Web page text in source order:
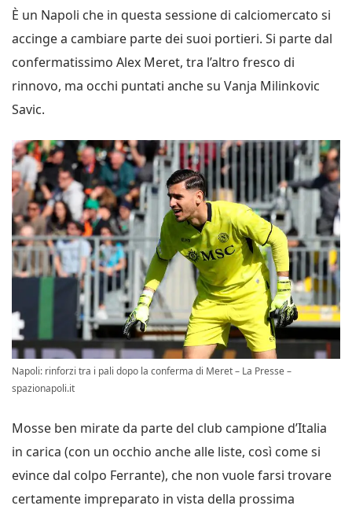
È un Napoli che in questa sessione di calciomercato si
accinge a cambiare parte dei suoi portieri. Si parte dal
confermatissimo Alex Meret, tra l’altro fresco di
rinnovo, ma occhi puntati anche su Vanja Milinkovic
Savic.
Napoli: rinforzi tra i pali dopo la conferma di Meret – La Presse –
spazionapoli.it
Mosse ben mirate da parte del club campione d’Italia
in carica (con un occhio anche alle liste, così come si
evince dal colpo Ferrante), che non vuole farsi trovare
certamente impreparato in vista della prossima